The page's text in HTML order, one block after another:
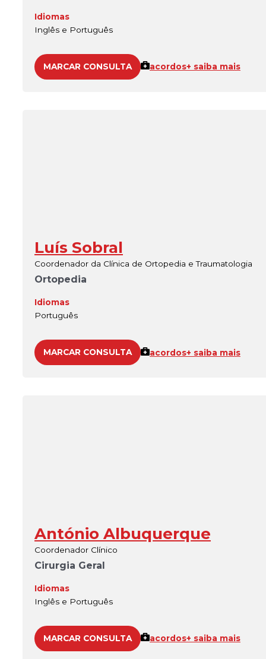
Idiomas
Inglês e Português
MARCAR CONSULTA acordos+ saiba mais
Luís Sobral
Coordenador da Clínica de Ortopedia e Traumatologia
Ortopedia
Idiomas
Português
MARCAR CONSULTA acordos+ saiba mais
António Albuquerque
Coordenador Clínico
Cirurgia Geral
Idiomas
Inglês e Português
MARCAR CONSULTA acordos+ saiba mais